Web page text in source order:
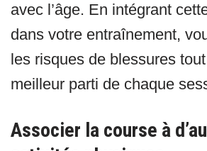
avec l’âge. En intégrant
dans votre entraînement,
les risques de blessures
meilleur parti de chaque
Associer la course à